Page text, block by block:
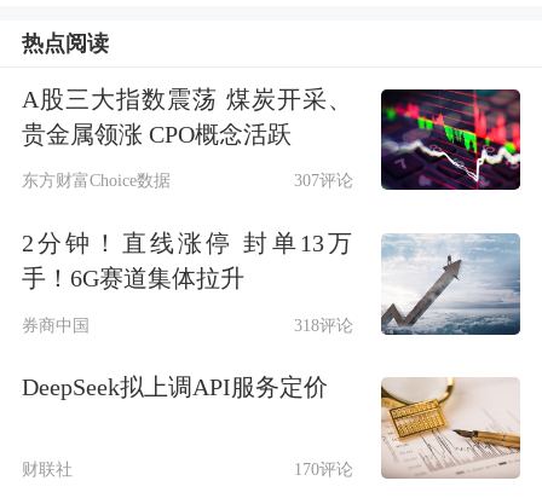
旗舰，下辖第9舰载机联队、“莫比尔
湾”号导弹巡洋舰和第21驱逐舰支队的
多艘导弹驱逐舰。报道称，这些舰艇携
带大量导弹发射装置，可用于针对伊朗
发起袭击。在遭到报复性打击时，它们
也可用于防御作用。
与此同时，十多架F-15E攻击鹰战斗机
热点阅读
A股三大指数震荡 煤炭开采、
贵金属领涨 CPO概念活跃
东方财富Choice数据 307评论
2分钟！直线涨停 封单13万
手！6G赛道集体拉升
券商中国 318评论
DeepSeek拟上调API服务定价
财联社 170评论